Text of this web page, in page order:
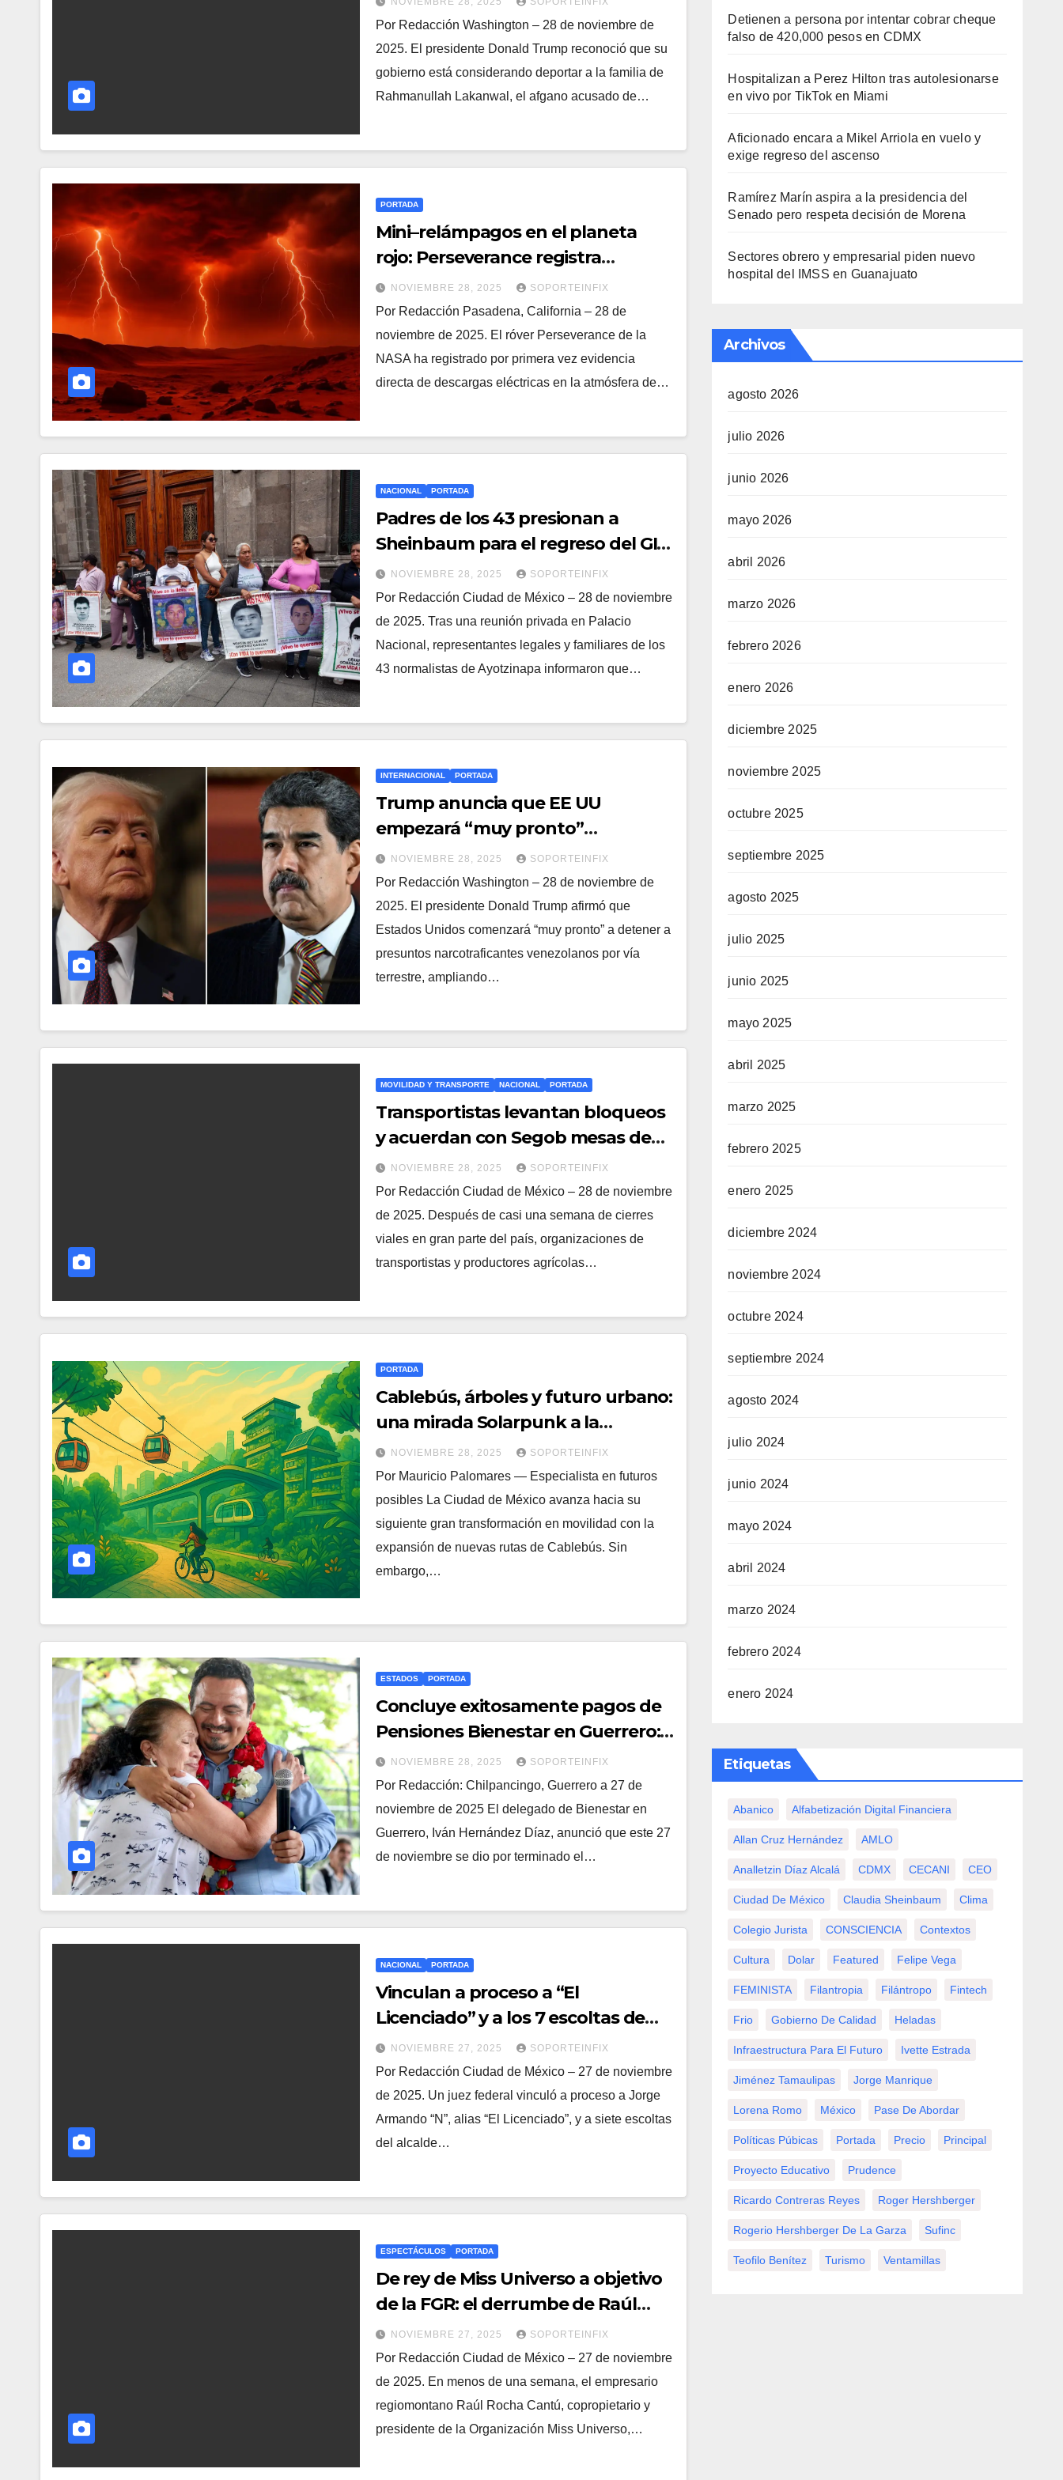
Por Redacción Washington – 28 de noviembre de
2025. El presidente Donald Trump reconoció que su
gobierno está considerando deportar a la familia de
Rahmanullah Lakanwal, el afgano acusado de…
PORTADA
Mini–relámpagos en el planeta
rojo: Perseverance registra
primeras descargas eléctricas en
Marte
NOVIEMBRE 28, 2025 SOPORTEINFIX
Por Redacción Pasadena, California – 28 de
noviembre de 2025. El róver Perseverance de la
NASA ha registrado por primera vez evidencia
directa de descargas eléctricas en la atmósfera de…
NACIONAL PORTADA
Padres de los 43 presionan a
Sheinbaum para el regreso del GIEI
en el caso Ayotzinapa
NOVIEMBRE 28, 2025 SOPORTEINFIX
Por Redacción Ciudad de México – 28 de noviembre
de 2025. Tras una reunión privada en Palacio
Nacional, representantes legales y familiares de los
43 normalistas de Ayotzinapa informaron que…
INTERNACIONAL PORTADA
Trump anuncia que EE UU
empezará “muy pronto”
operaciones por tierra contra
narcos en Venezuela
NOVIEMBRE 28, 2025 SOPORTEINFIX
Por Redacción Washington – 28 de noviembre de
2025. El presidente Donald Trump afirmó que
Estados Unidos comenzará “muy pronto” a detener a
presuntos narcotraficantes venezolanos por vía
terrestre, ampliando…
MOVILIDAD Y TRANSPORTE NACIONAL PORTADA
Transportistas levantan bloqueos
y acuerdan con Segob mesas de
seguridad en carreteras
NOVIEMBRE 28, 2025 SOPORTEINFIX
Por Redacción Ciudad de México – 28 de noviembre
de 2025. Después de casi una semana de cierres
viales en gran parte del país, organizaciones de
transportistas y productores agrícolas…
PORTADA
Cablebús, árboles y futuro urbano:
una mirada Solarpunk a la
movilidad en CDMX
NOVIEMBRE 28, 2025 SOPORTEINFIX
Por Mauricio Palomares — Especialista en futuros
posibles La Ciudad de México avanza hacia su
siguiente gran transformación en movilidad con la
expansión de nuevas rutas de Cablebús. Sin
embargo,…
ESTADOS PORTADA
Concluye exitosamente pagos de
Pensiones Bienestar en Guerrero:
Iván Hernández Díaz
NOVIEMBRE 28, 2025 SOPORTEINFIX
Por Redacción: Chilpancingo, Guerrero a 27 de
noviembre de 2025 El delegado de Bienestar en
Guerrero, Iván Hernández Díaz, anunció que este 27
de noviembre se dio por terminado el…
NACIONAL PORTADA
Vinculan a proceso a “El
Licenciado” y a los 7 escoltas de
Carlos Manzo
NOVIEMBRE 27, 2025 SOPORTEINFIX
Por Redacción Ciudad de México – 27 de noviembre
de 2025. Un juez federal vinculó a proceso a Jorge
Armando “N”, alias “El Licenciado”, y a siete escoltas
del alcalde…
ESPECTÁCULOS PORTADA
De rey de Miss Universo a objetivo
de la FGR: el derrumbe de Raúl
Rocha
NOVIEMBRE 27, 2025 SOPORTEINFIX
Por Redacción Ciudad de México – 27 de noviembre
de 2025. En menos de una semana, el empresario
regiomontano Raúl Rocha Cantú, copropietario y
presidente de la Organización Miss Universo,…
Detienen a persona por intentar cobrar cheque
falso de 420,000 pesos en CDMX
Hospitalizan a Perez Hilton tras autolesionarse
en vivo por TikTok en Miami
Aficionado encara a Mikel Arriola en vuelo y
exige regreso del ascenso
Ramírez Marín aspira a la presidencia del
Senado pero respeta decisión de Morena
Sectores obrero y empresarial piden nuevo
hospital del IMSS en Guanajuato
Archivos
agosto 2026
julio 2026
junio 2026
mayo 2026
abril 2026
marzo 2026
febrero 2026
enero 2026
diciembre 2025
noviembre 2025
octubre 2025
septiembre 2025
agosto 2025
julio 2025
junio 2025
mayo 2025
abril 2025
marzo 2025
febrero 2025
enero 2025
diciembre 2024
noviembre 2024
octubre 2024
septiembre 2024
agosto 2024
julio 2024
junio 2024
mayo 2024
abril 2024
marzo 2024
febrero 2024
enero 2024
Etiquetas
Abanico Alfabetización Digital Financiera
Allan Cruz Hernández AMLO
Analletzin Díaz Alcalá CDMX CECANI CEO
Ciudad De México Claudia Sheinbaum Clima
Colegio Jurista CONSCIENCIA Contextos
Cultura Dolar Featured Felipe Vega
FEMINISTA Filantropia Filántropo Fintech
Frio Gobierno De Calidad Heladas
Infraestructura Para El Futuro Ivette Estrada
Jiménez Tamaulipas Jorge Manrique
Lorena Romo México Pase De Abordar
Políticas Púbicas Portada Precio Principal
Proyecto Educativo Prudence
Ricardo Contreras Reyes Roger Hershberger
Rogerio Hershberger De La Garza Sufinc
Teofilo Benítez Turismo Ventamillas